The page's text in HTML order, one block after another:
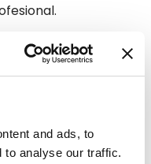
and ads, to
to analyse our traffic.
societăți sănătoase